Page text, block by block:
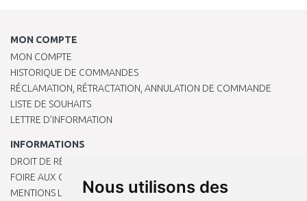
Nous utilisons des
MON COMPTE
MON COMPTE
HISTORIQUE DE COMMANDES
RÉCLAMATION, RÉTRACTATION, ANNULATION DE COMMANDE
LISTE DE SOUHAITS
LETTRE D’INFORMATION
INFORMATIONS
DROIT DE RÉTRACTATION
FOIRE AUX QUESTIONS
MENTIONS LÉGALES